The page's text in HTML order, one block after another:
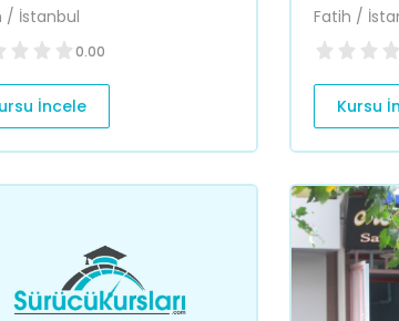
/ İstanbul
0.00
İncele
Fatih /
Kursu